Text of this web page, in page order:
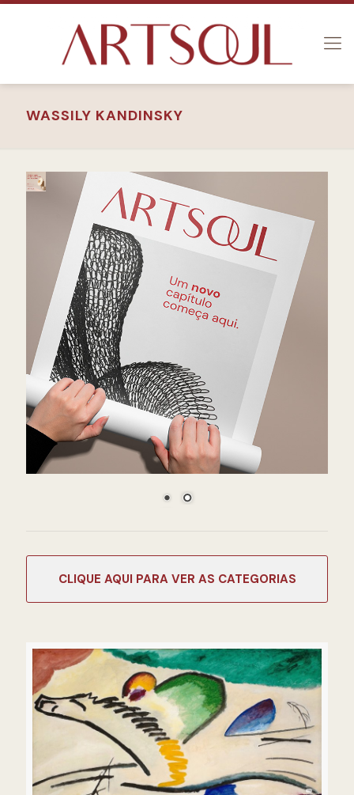
WASSILY KANDINSKY
CATEGORIAS